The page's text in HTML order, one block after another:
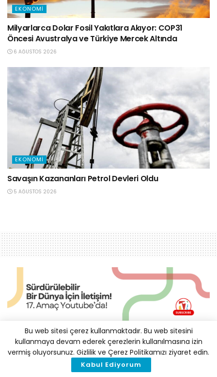
EKONOMI
Milyarlarca Dolar Fosil Yakıtlara Akıyor: COP31
Öncesi Avustralya ve Türkiye Mercek Altında
6 AĞUSTOS 2026
EKONOMI
Savaşın Kazananları Petrol Devleri Oldu
5 AĞUSTOS 2026
IMF, AB’nin İthalata Karbon
Fiyatı Koyma Planını
Bu web sitesi çerez kullanmaktadır. Bu web sitesini
kullanmaya devam ederek çerezlerin kullanılmasına izin
vermiş oluyorsunuz. Gizlilik ve Çerez Politikamızı ziyaret edin.
Kabul Ediyorum